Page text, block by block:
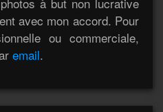
avec mon accord. Pour
ou commerciale,
email.